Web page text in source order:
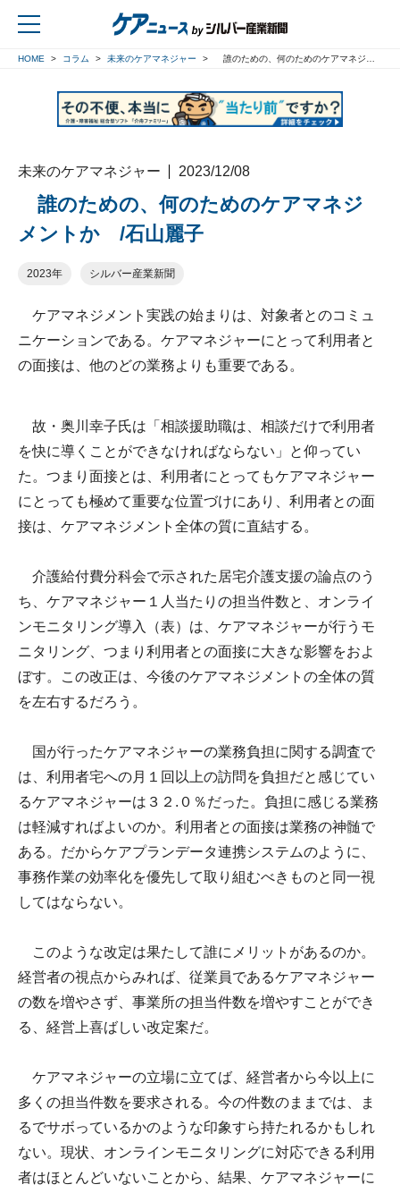
HOME コラム 未来のケアマネジャー 誰のための、何のためのケアマネジメントか /石山麗子
未来のケアマネジャー 2023/12/08
誰のための、何のためのケアマネジ
メントか /石山麗子
2023年 シルバー産業新聞
ケアマネジメント実践の始まりは、対象者とのコミュ
ニケーションである。ケアマネジャーにとって利用者と
の面接は、他のどの業務よりも重要である。
故・奥川幸子氏は「相談援助職は、相談だけで利用者
を快に導くことができなければならない」と仰ってい
た。つまり面接とは、利用者にとってもケアマネジャー
にとっても極めて重要な位置づけにあり、利用者との面
接は、ケアマネジメント全体の質に直結する。
介護給付費分科会で示された居宅介護支援の論点のう
ち、ケアマネジャー１人当たりの担当件数と、オンライ
ンモニタリング導入（表）は、ケアマネジャーが行うモ
ニタリング、つまり利用者との面接に大きな影響をおよ
ぼす。この改正は、今後のケアマネジメントの全体の質
を左右するだろう。
国が行ったケアマネジャーの業務負担に関する調査で
は、利用者宅への月１回以上の訪問を負担だと感じてい
るケアマネジャーは３２.０％だった。負担に感じる業務
は軽減すればよいのか。利用者との面接は業務の神髄で
ある。だからケアプランデータ連携システムのように、
事務作業の効率化を優先して取り組むべきものと同一視
してはならない。
このような改定は果たして誰にメリットがあるのか。
経営者の視点からみれば、従業員であるケアマネジャー
の数を増やさず、事業所の担当件数を増やすことができ
る、経営上喜ばしい改定案だ。
ケアマネジャーの立場に立てば、経営者から今以上に
多くの担当件数を要求される。今の件数のままでは、ま
るでサボっているかのような印象すら持たれるかもしれ
ない。現状、オンラインモニタリングに対応できる利用
者はほとんどいないことから、結果、ケアマネジャーに